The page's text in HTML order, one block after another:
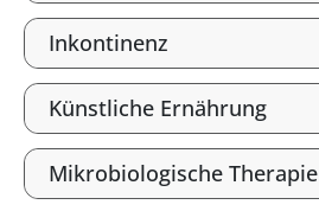
Inkontinenz
Künstliche Ernährung
Mikrobiologische Therapie